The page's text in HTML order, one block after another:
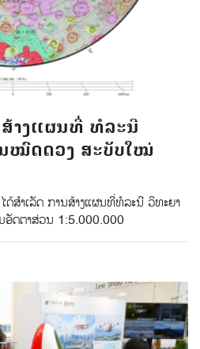
າງແຜນທີ່ ທໍລະນີ
ໝົດດວງ ສະບັບໃໝ່
ສຳ​ເລັດ ​ການ​​ສ້າງ​ແຜນ​ທີ່​ທໍ​ລະ​ນີ​ ວິ​ທະ​ຍາ
ອັດ​ຕາ​ສ່ວນ 1:5.000.000